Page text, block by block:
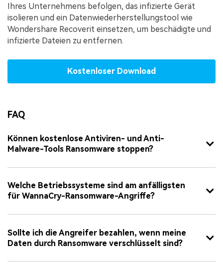
Ihres Unternehmens befolgen, das infizierte Gerät
isolieren und ein Datenwiederherstellungstool wie
Wondershare Recoverit einsetzen, um beschädigte und
infizierte Dateien zu entfernen.
Kostenloser Download
FAQ
Können kostenlose Antiviren- und Anti-
Malware-Tools Ransomware stoppen?
Welche Betriebssysteme sind am anfälligsten
für WannaCry-Ransomware-Angriffe?
Sollte ich die Angreifer bezahlen, wenn meine
Daten durch Ransomware verschlüsselt sind?